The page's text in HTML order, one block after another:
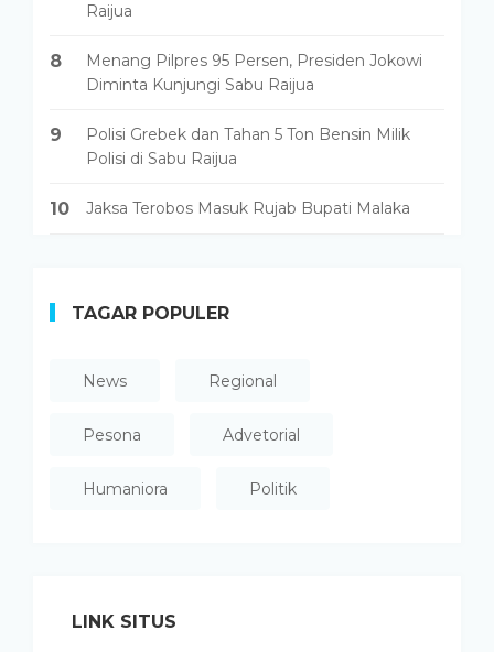
Raijua
8
Menang Pilpres 95 Persen, Presiden Jokowi
Diminta Kunjungi Sabu Raijua
9
Polisi Grebek dan Tahan 5 Ton Bensin Milik
Polisi di Sabu Raijua
10 Jaksa Terobos Masuk Rujab Bupati Malaka
TAGAR POPULER
News Regional
Pesona Advetorial
Humaniora Politik
LINK SITUS